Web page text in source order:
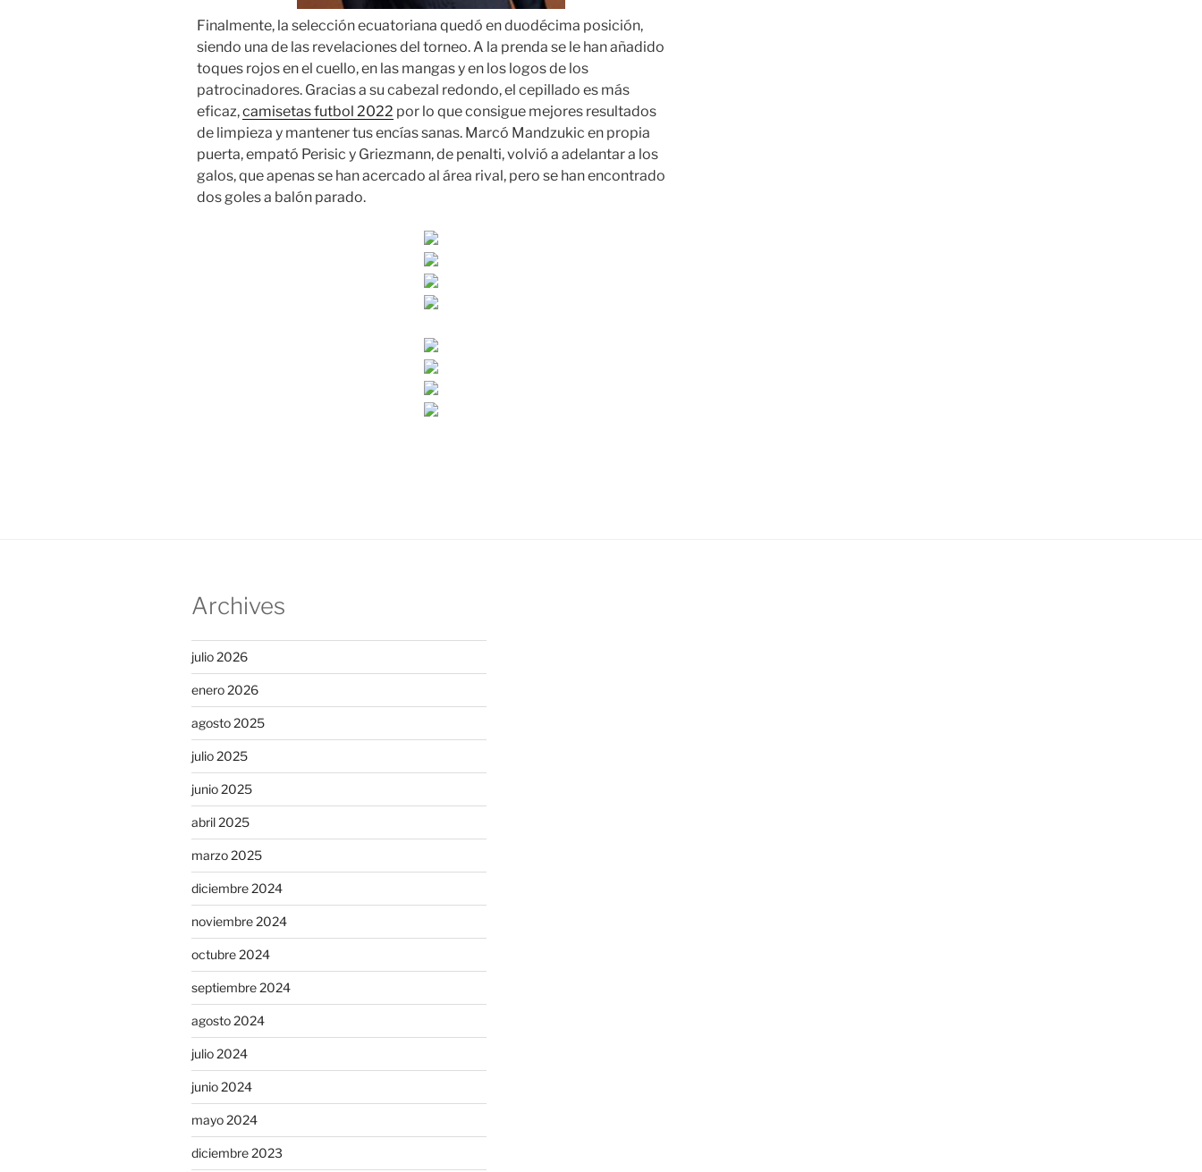
Finalmente, la selección ecuatoriana quedó en duodécima posición,
siendo una de las revelaciones del torneo. A la prenda se le han añadido
toques rojos en el cuello, en las mangas y en los logos de los
patrocinadores. Gracias a su cabezal redondo, el cepillado es más
eficaz,camisetas futbol 2022 por lo que consigue mejores resultados
de limpieza y mantener tus encías sanas. Marcó Mandzukic en propia
puerta, empató Perisic y Griezmann, de penalti, volvió a adelantar a los
galos, que apenas se han acercado al área rival, pero se han encontrado
dos goles a balón parado.
Archives
julio 2026
enero 2026
agosto 2025
julio 2025
junio 2025
abril 2025
marzo 2025
diciembre 2024
noviembre 2024
octubre 2024
septiembre 2024
agosto 2024
julio 2024
junio 2024
mayo 2024
diciembre 2023